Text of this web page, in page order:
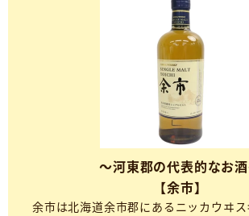
～河東郡の代表的なお
【余市】
余市は北海道余市郡にあるニッカウヰ